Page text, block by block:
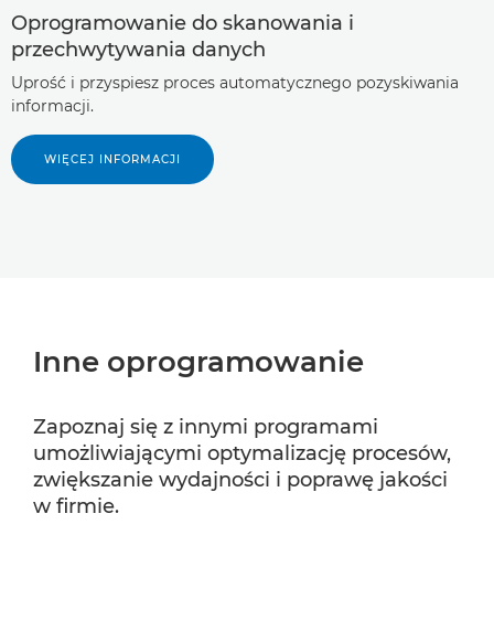
Oprogramowanie do skanowania i
przechwytywania danych
Uprość i przyspiesz proces automatycznego pozyskiwania
informacji.
WIĘCEJ INFORMACJI
Inne oprogramowanie
Zapoznaj się z innymi programami
umożliwiającymi optymalizację procesów,
zwiększanie wydajności i poprawę jakości
w firmie.